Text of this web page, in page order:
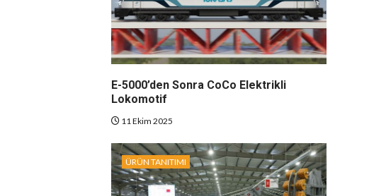
E-5000’den Sonra CoCo Elektrikli
Lokomotif
11 Ekim 2025
ÜRÜN TANITIMI